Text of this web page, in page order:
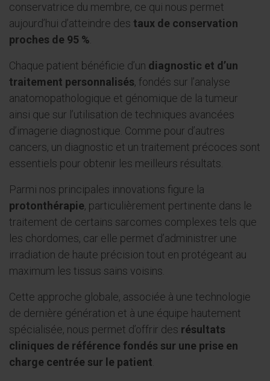
conservatrice du membre, ce qui nous permet
aujourd’hui d’atteindre des taux de conservation
proches de 95 %.
Chaque patient bénéficie d’un diagnostic et d’un
traitement personnalisés, fondés sur l’analyse
anatomopathologique et génomique de la tumeur
ainsi que sur l’utilisation de techniques avancées
d’imagerie diagnostique. Comme pour d’autres
cancers, un diagnostic et un traitement précoces sont
essentiels pour obtenir les meilleurs résultats.
Parmi nos principales innovations figure la
protonthérapie, particulièrement pertinente dans le
traitement de certains sarcomes complexes tels que
les chordomes, car elle permet d’administrer une
irradiation de haute précision tout en protégeant au
maximum les tissus sains voisins.
Cette approche globale, associée à une technologie
de dernière génération et à une équipe hautement
spécialisée, nous permet d’offrir des résultats
cliniques de référence fondés sur une prise en
charge centrée sur le patient.